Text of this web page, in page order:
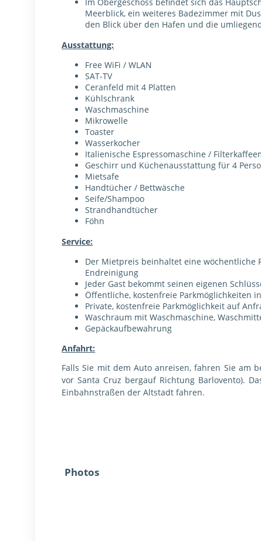
Im Obergeschoss befindet sich das
Meerblick, ein weiteres Badezimmer mit
den Blick über den Hafen und die
Ausstattung:
Free WiFi / WLAN
SAT-TV
Ceranfeld mit 4 Platten
Kühlschrank
Waschmaschine
Mikrowelle
Toaster
Wasserkocher
Italienische Espressomaschine /
Geschirr und Küchenausstattung für 4
Mietsafe
Handtücher / Bettwäsche
Seife/Shampoo
Strandhandtücher
Föhn
Service:
Der Mietpreis beinhaltet eine wöchentliche
Endreinigung
Jeder Gast bekommt seinen eigenen
Öffentliche, kostenfreie Parkmöglichkeiten
Private, kostenfreie Parkmöglichkeit auf
Waschraum mit Waschmaschine,
Gepäckaufbewahrung
Anfahrt:
Falls Sie mit dem Auto anreisen, fahren Sie am
vor Santa Cruz bergauf Richtung Barlovento).
Einbahnstraßen der Altstadt fahren.
Photos